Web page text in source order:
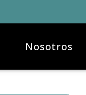
Nosotros